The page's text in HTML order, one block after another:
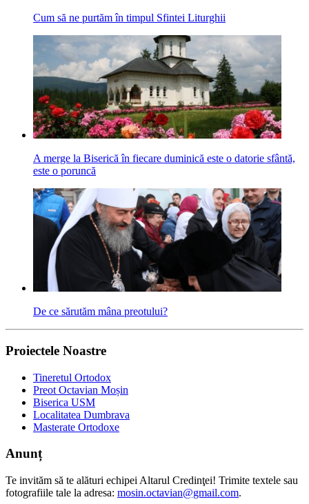
Cum să ne purtăm în timpul Sfintei Liturghii
A merge la Biserică în fiecare duminică este o datorie sfântă,
este o poruncă
De ce sărutăm mâna preotului?
Proiectele Noastre
Tineretul Ortodox
Preot Octavian Moșin
Biserica USM
Localitatea Dumbrava
Masterate Ortodoxe
Anunț
Te invităm să te alături echipei Altarul Credinţei! Trimite textele sau
fotografiile tale la adresa: mosin.octavian@gmail.com.